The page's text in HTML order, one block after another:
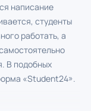
написание
студенты
работать, а
В подобных
«Student24».